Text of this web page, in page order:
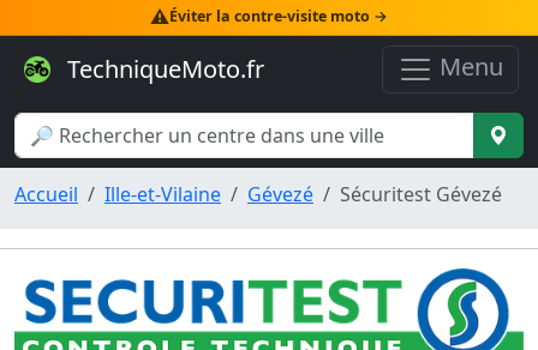
⚠️Éviter la contre-visite moto →
TechniqueMoto.fr Menu
Accueil Ille-et-Vilaine Gévezé Sécuritest Gévezé